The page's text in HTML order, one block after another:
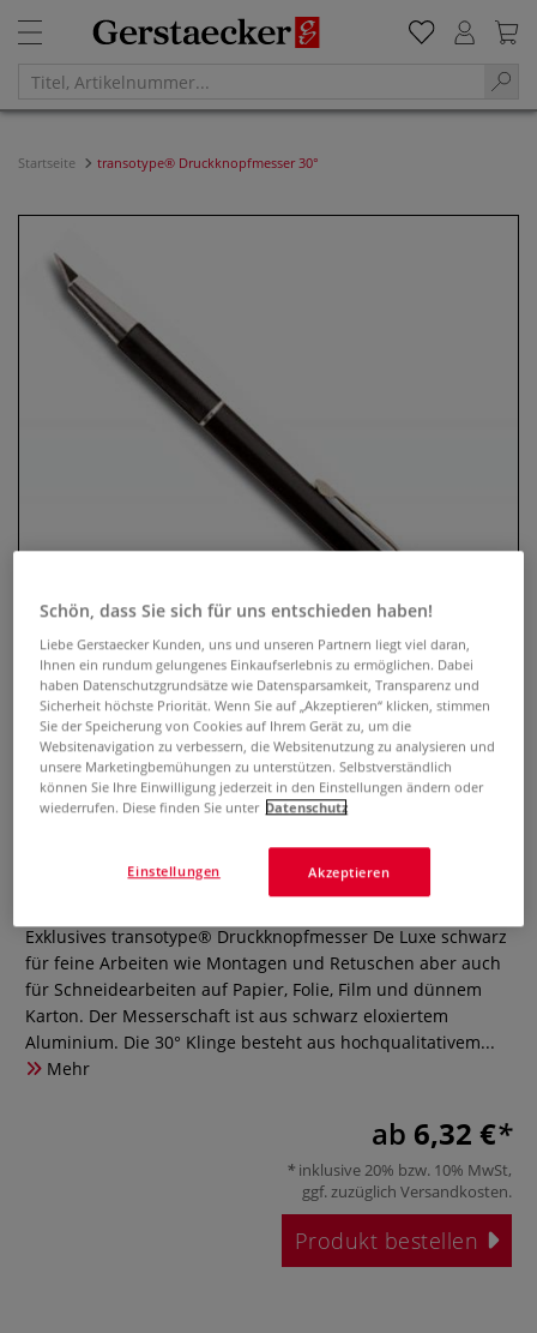
Startseite transotype® Druckknopfmesser 30°
transotype® Druckknopfmesser
0 Bewertungen
Exklusives transotype® Druckknopfmesser De Luxe schwarz
für feine Arbeiten wie Montagen und Retuschen aber auch
für Schneidearbeiten auf Papier, Folie, Film und dünnem
Karton. Der Messerschaft ist aus schwarz eloxiertem
Aluminium. Die 30° Klinge besteht aus hochqualitativem...
Mehr
ab 6,32 €
inklusive 20% bzw. 10% MwSt,
ggf. zuzüglich Versandkosten.
Produkt bestellen
Schön, dass Sie sich für uns entschieden haben!
Liebe Gerstaecker Kunden, uns und unseren Partnern liegt viel daran,
Ihnen ein rundum gelungenes Einkaufserlebnis zu ermöglichen. Dabei
haben Datenschutzgrundsätze wie Datensparsamkeit, Transparenz und
Sicherheit höchste Priorität. Wenn Sie auf „Akzeptieren“ klicken, stimmen
Sie der Speicherung von Cookies auf Ihrem Gerät zu, um die
Websitenavigation zu verbessern, die Websitenutzung zu analysieren und
unsere Marketingbemühungen zu unterstützen. Selbstverständlich
können Sie Ihre Einwilligung jederzeit in den Einstellungen ändern oder
wiederrufen. Diese finden Sie unter Datenschutz
Akzeptieren
Einstellungen